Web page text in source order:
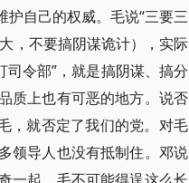
护自己的权威。毛说“三要三
，不要搞阴谋诡计），实际
司令部”，就是搞阴谋、搞分
质上也有可恶的地方。说否
，就否定了我们的党。对毛
领导人也没有抵制住。邓说